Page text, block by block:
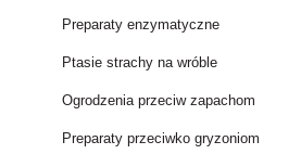
Preparaty enzymatyczne
Ptasie strachy na wróble
Ogrodzenia przeciw zapachom
Preparaty przeciwko gryzoniom